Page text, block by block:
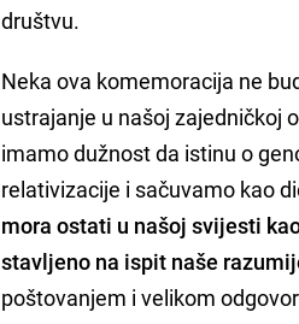
društvu.
Neka ova komemoracija ne
ustrajanje u našoj zajedničkoj
imamo dužnost da istinu o
relativizacije i sačuvamo kao
mora ostati u našoj svijesti
stavljeno na ispit naše
poštovanjem i velikom